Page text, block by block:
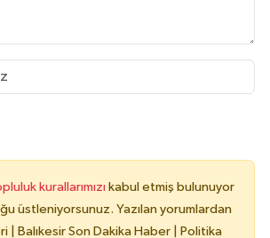
kurallarımızı kabul etmiş bulunuyor
üstleniyorsunuz. Yazılan yorumlardan
| Balıkesir Son Dakika Haber | Politika